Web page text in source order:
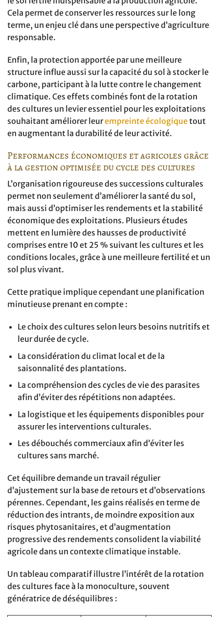
Cela permet de conserver les ressources sur le long
terme, un enjeu clé dans une perspective d’agriculture
responsable.
Enfin, la protection apportée par une meilleure
structure influe aussi sur la capacité du sol à stocker le
carbone, participant à la lutte contre le changement
climatique. Ces effets combinés font de la rotation
des cultures un levier essentiel pour les exploitations
souhaitant améliorer leurempreinte écologiquetout
en augmentant la durabilité de leur activité.
Performances économiques et agricoles grâce
à la gestion optimisée du cycle des cultures
L’organisation rigoureuse des successions culturales
permet non seulement d’améliorer la santé du sol,
mais aussi d’optimiser les rendements et la stabilité
économique des exploitations. Plusieurs études
mettent en lumière des hausses de productivité
comprises entre 10 et 25 % suivant les cultures et les
conditions locales, grâce à une meilleure fertilité et un
sol plus vivant.
Cette pratique implique cependant une planification
minutieuse prenant en compte :
Le choix des cultures selon leurs besoins nutritifs et
leur durée de cycle.
La considération du climat local et de la
saisonnalité des plantations.
La compréhension des cycles de vie des parasites
afin d’éviter des répétitions non adaptées.
La logistique et les équipements disponibles pour
assurer les interventions culturales.
Les débouchés commerciaux afin d’éviter les
cultures sans marché.
Cet équilibre demande un travail régulier
d’ajustement sur la base de retours et d’observations
pérennes. Cependant, les gains réalisés en terme de
réduction des intrants, de moindre exposition aux
risques phytosanitaires, et d’augmentation
progressive des rendements consolident la viabilité
agricole dans un contexte climatique instable.
Un tableau comparatif illustre l’intérêt de la rotation
des cultures face à la monoculture, souvent
génératrice de déséquilibres :